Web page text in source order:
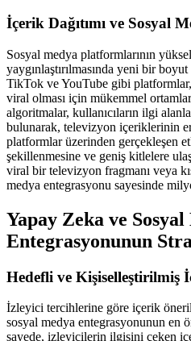
İçerik Dağıtımı ve Sosyal
Sosyal medya platformlarının
yaygınlaştırılmasında yeni bir
TikTok ve YouTube gibi
viral olması için mükemmel
algoritmalar, kullanıcıların ilgi
bulunarak, televizyon içeriklerinin
platformlar üzerinden gerçekleşen
şekillenmesine ve geniş kitlelere
viral bir televizyon fragmanı veya
medya entegrasyonu sayesinde
Yapay Zeka ve
Entegrasyonunun
Hedefli ve Kişiselleştirilmiş
İzleyici tercihlerine göre içerik
sosyal medya entegrasyonunun en
sayede, izleyicilerin ilgisini çeken